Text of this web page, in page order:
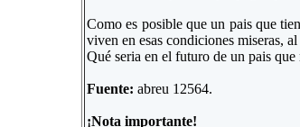
Como es posible que un pais que
viven en esas condiciones miseras,
Qué seria en el futuro de un pais
Fuente: abreu 12564.
¡Nota importante!